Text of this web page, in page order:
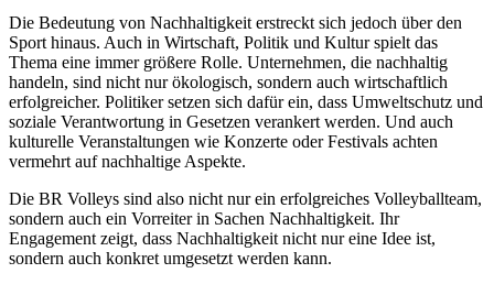
Die Bedeutung von Nachhaltigkeit erstreckt sich jedoch über den
Sport hinaus. Auch in Wirtschaft, Politik und Kultur spielt das
Thema eine immer größere Rolle. Unternehmen, die nachhaltig
handeln, sind nicht nur ökologisch, sondern auch wirtschaftlich
erfolgreicher. Politiker setzen sich dafür ein, dass Umweltschutz und
soziale Verantwortung in Gesetzen verankert werden. Und auch
kulturelle Veranstaltungen wie Konzerte oder Festivals achten
vermehrt auf nachhaltige Aspekte.
Die BR Volleys sind also nicht nur ein erfolgreiches Volleyballteam,
sondern auch ein Vorreiter in Sachen Nachhaltigkeit. Ihr
Engagement zeigt, dass Nachhaltigkeit nicht nur eine Idee ist,
sondern auch konkret umgesetzt werden kann.